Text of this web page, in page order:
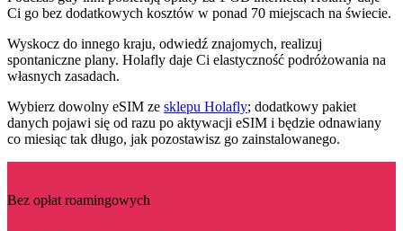
Ci go bez dodatkowych kosztów w ponad 70 miejscach na świecie.
Wyskocz do innego kraju, odwiedź znajomych, realizuj
spontaniczne plany. Holafly daje Ci elastyczność podróżowania na
własnych zasadach.
Wybierz dowolny eSIM ze sklepu Holafly; dodatkowy pakiet
danych pojawi się od razu po aktywacji eSIM i będzie odnawiany
co miesiąc tak długo, jak pozostawisz go zainstalowanego.
Bez opłat roamingowych